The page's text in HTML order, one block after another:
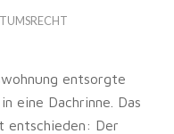
entsorgte
eine Dachrinne. Das
entschieden: Der